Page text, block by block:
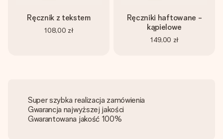
Ręcznik z tekstem
108,00 zł
Ręczniki haftowane -
kąpielowe
149,00 zł
Super szybka realizacja zamówienia
Gwarancja najwyższej jakości
Gwarantowana jakość 100%